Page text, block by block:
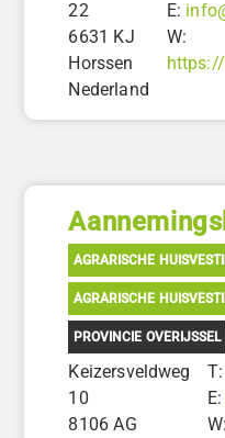
22
6631 KJ
Horssen
Nederland
E:
W:
AGRARISCHE
AGRARISCHE
PROVINCIE OVERIJSSEL
Keizersveldweg
10
8106 AG
E:
W: